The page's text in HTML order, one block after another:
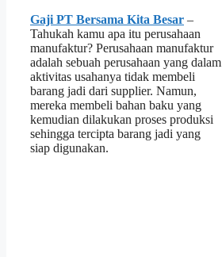
Gaji PT Bersama Kita Besar –
Tahukah kamu apa itu perusahaan
manufaktur? Perusahaan manufaktur
adalah sebuah perusahaan yang dalam
aktivitas usahanya tidak membeli
barang jadi dari supplier. Namun,
mereka membeli bahan baku yang
kemudian dilakukan proses produksi
sehingga tercipta barang jadi yang
siap digunakan.